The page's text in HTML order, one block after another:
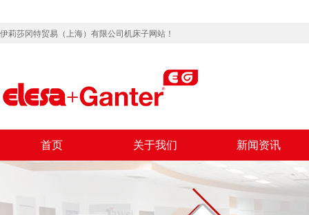
伊莉莎冈特贸易（上海）有限公司机床子网站！
首页 关于我们 新闻资讯